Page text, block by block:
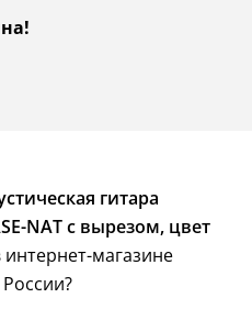
гитара
NAT с вырезом, цвет
интернет-магазине
России?